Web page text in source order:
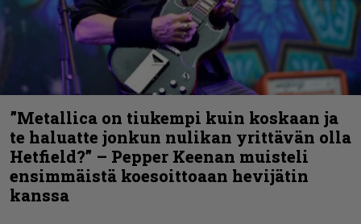
”Metallica on tiukempi kuin koskaan ja
te haluatte jonkun nulikan yrittävän olla
Hetfield?” – Pepper Keenan muisteli
ensimmäistä koesoittoaan hevijätin
kanssa